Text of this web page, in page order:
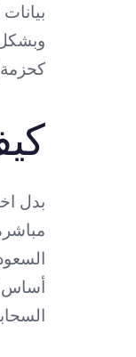
بدل
أساس